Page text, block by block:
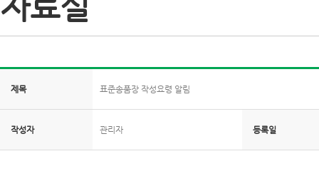
제목 표준송품장 작성요령 알림
작성자 관리자 등록일